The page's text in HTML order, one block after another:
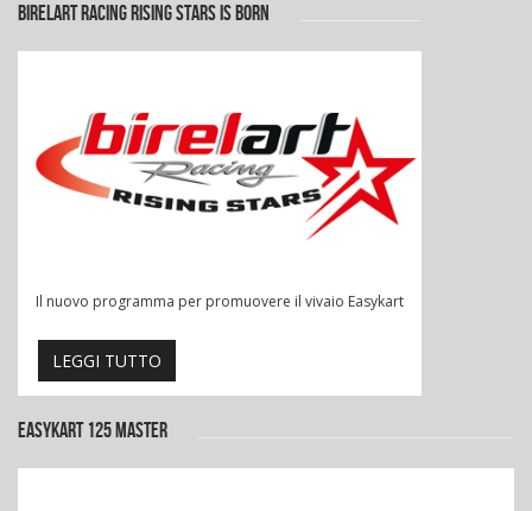
BIRELART RACING RISING STARS IS BORN
Il nuovo programma per promuovere il vivaio Easykart
LEGGI TUTTO
EASYKART 125 MASTER